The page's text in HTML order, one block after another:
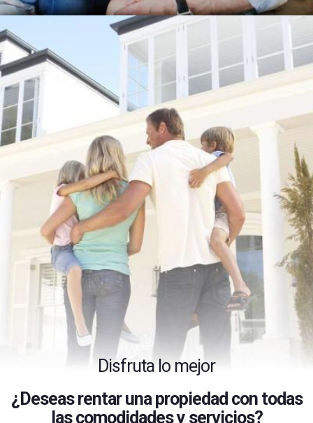
Disfruta lo mejor
¿Deseas rentar una propiedad con todas
las comodidades y servicios?